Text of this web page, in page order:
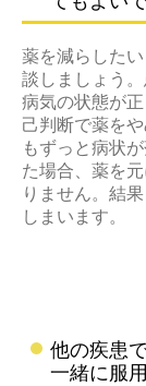
薬を減らした
談しましょう
病気の状態が
己判断で薬を
もずっと病状
た場合、薬を
りません。結
しまいます。
他の疾患
一緒に服